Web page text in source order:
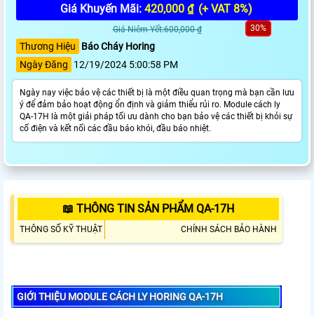
Giá Khuyến Mãi: 420,000 ₫ (+ VAT 8%)
Giá Niêm Yết:600,000 ₫ 30%
Thương Hiệu
Báo Cháy Horing
Ngày Đăng
12/19/2024 5:00:58 PM
Ngày nay việc bảo vệ các thiết bị là một điều quan trọng mà bạn cần lưu
ý để đảm bảo hoạt động ổn định và giảm thiểu rủi ro. Module cách ly
QA-17H là một giải pháp tối ưu dành cho bạn bảo vệ các thiết bị khỏi sự
cố điện và kết nối các đầu báo khói, đầu báo nhiệt.
📖 THÔNG TIN SẢN PHẨM QA-17H
THÔNG SỐ KỸ THUẬT CHÍNH SÁCH BẢO HÀNH
GIỚI THIỆU MODULE CÁCH LY HORING QA-17H